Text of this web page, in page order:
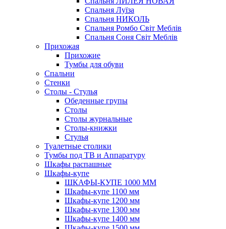
Спальня Луїза
Спальня НИКОЛЬ
Спальня Ромбо Світ Меблів
Спальня Соня Світ Меблів
Прихожая
Прихожие
Тумбы для обуви
Спальни
Стенки
Столы - Стулья
Обеденные групы
Столы
Столы журнальные
Столы-книжки
Стулья
Туалетные столики
Тумбы под ТВ и Аппаратуру
Шкафы распашные
Шкафы-купе
ШКАФЫ-КУПЕ 1000 ММ
Шкафы-купе 1100 мм
Шкафы-купе 1200 мм
Шкафы-купе 1300 мм
Шкафы-купе 1400 мм